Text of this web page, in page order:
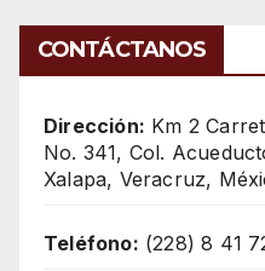
CONTÁCTANOS
Dirección: Km 2
No. 341, Col.
Xalapa, Veracruz,
Teléfono: (228) 8 41